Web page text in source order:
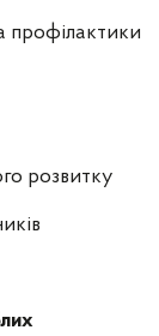
профілактики
розвитку